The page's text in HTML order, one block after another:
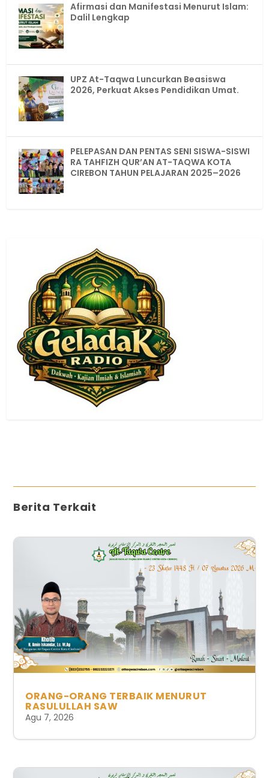
Afirmasi dan Manifestasi Menurut Islam:
Dalil Lengkap
UPZ At-Taqwa Luncurkan Beasiswa
2026, Perkuat Akses Pendidikan Umat.
PELEPASAN DAN PENTAS SENI SISWA-SISWI
RA TAHFIZH QUR’AN AT-TAQWA KOTA
CIREBON TAHUN PELAJARAN 2025–2026
Berita Terkait
ORANG-ORANG TERBAIK MENURUT
RASULULLAH SAW
Agu 7, 2026